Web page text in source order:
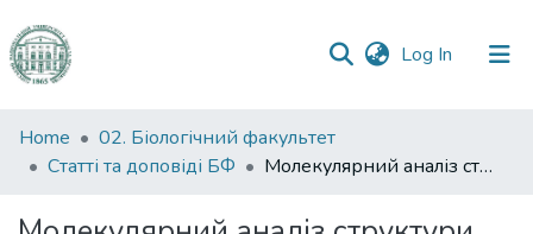
Log In (current)
Communities
&
Home
02. Біологічний факультет
Статті та доповіді БФ
Молекулярний аналіз структури генів Ppd-1 сортів м’якої озимої пшениці селекції Білоцерківської дослідно-селекційної станції